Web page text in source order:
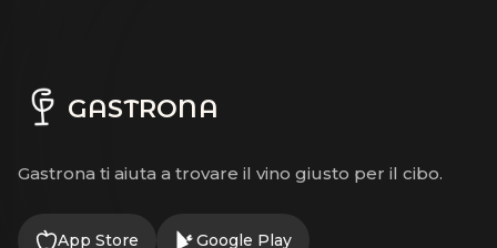
GASTRONA
Gastrona ti aiuta a trovare il vino giusto per il cibo.
App Store Google Play